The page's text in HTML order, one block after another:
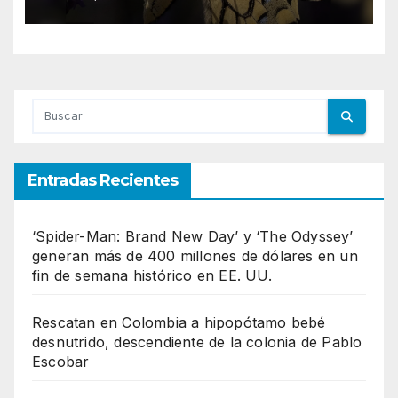
asocian al calentamiento
global
Entradas Recientes
‘Spider-Man: Brand New Day’ y ‘The Odyssey’
generan más de 400 millones de dólares en un
fin de semana histórico en EE. UU.
Rescatan en Colombia a hipopótamo bebé
desnutrido, descendiente de la colonia de Pablo
Escobar